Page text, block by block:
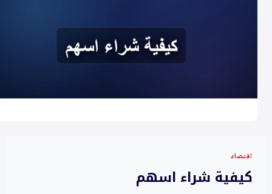
اقتصاد
كيفية شراء اسهم